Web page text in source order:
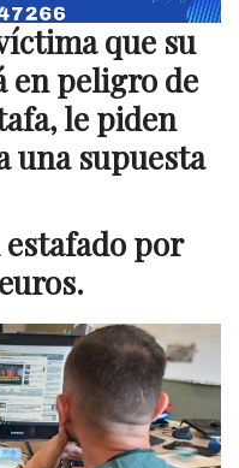
que su
en peligro de
le piden
una supuesta
por